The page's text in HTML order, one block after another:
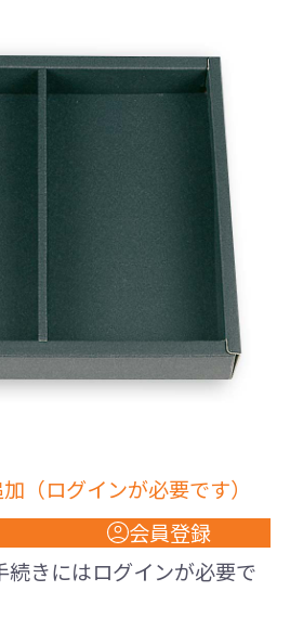
（ログインが必要です）
会員登録
きにはログインが必要で